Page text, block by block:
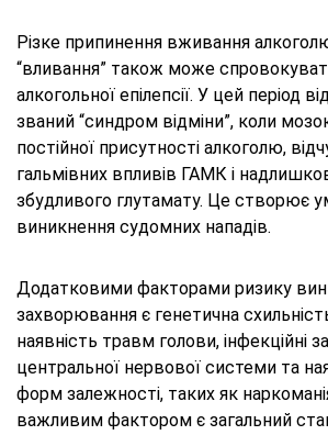
Різке припинення вживання
“вливання” також може
алкогольної епілепсії. У цей період
званий “синдром відміни”, коли
постійної присутності алкоголю,
гальмівних впливів ГАМК і
збудливого глутамату. Це створює
виникнення судомних нападів.
Додатковими факторами ризику
захворювання є генетична
наявність травм голови, інфекційні
центральної нервової системи та
форм залежності, таких як
важливим фактором є загальний